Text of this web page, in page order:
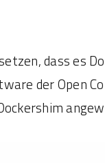
dass es
der Open